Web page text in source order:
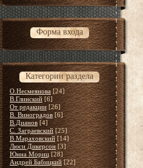
Форма входа
Категории раздела
О.Несмеянова [24]
В.Глинский [6]
От редакции [26]
В. Виноградов [6]
В.Дианов [4]
С. Заграевский [25]
В.Мараховский [14]
Люси Дикерсон [3]
Юнна Мориц [28]
Андрей Бабицкий [22]